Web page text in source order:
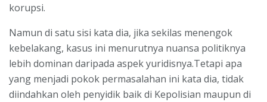
korupsi.
Namun di satu sisi kata dia, jika sekilas menengok
kebelakang, kasus ini menurutnya nuansa politiknya
lebih dominan daripada aspek yuridisnya.Tetapi apa
yang menjadi pokok permasalahan ini kata dia, tidak
diindahkan oleh penyidik baik di Kepolisian maupun di